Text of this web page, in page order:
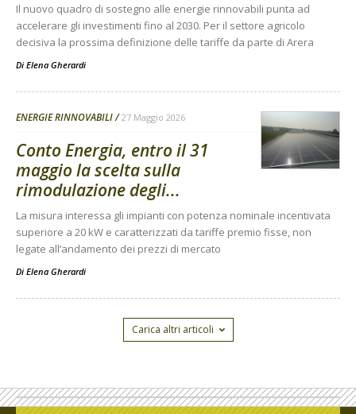
Il nuovo quadro di sostegno alle energie rinnovabili punta ad
accelerare gli investimenti fino al 2030. Per il settore agricolo
decisiva la prossima definizione delle tariffe da parte di Arera
Di Elena Gherardi
ENERGIE RINNOVABILI 27 Maggio 2026
Conto Energia, entro il 31
maggio la scelta sulla
rimodulazione degli...
La misura interessa gli impianti con potenza nominale incentivata
superiore a 20 kW e caratterizzati da tariffe premio fisse, non
legate all’andamento dei prezzi di mercato
Di Elena Gherardi
Carica altri articoli